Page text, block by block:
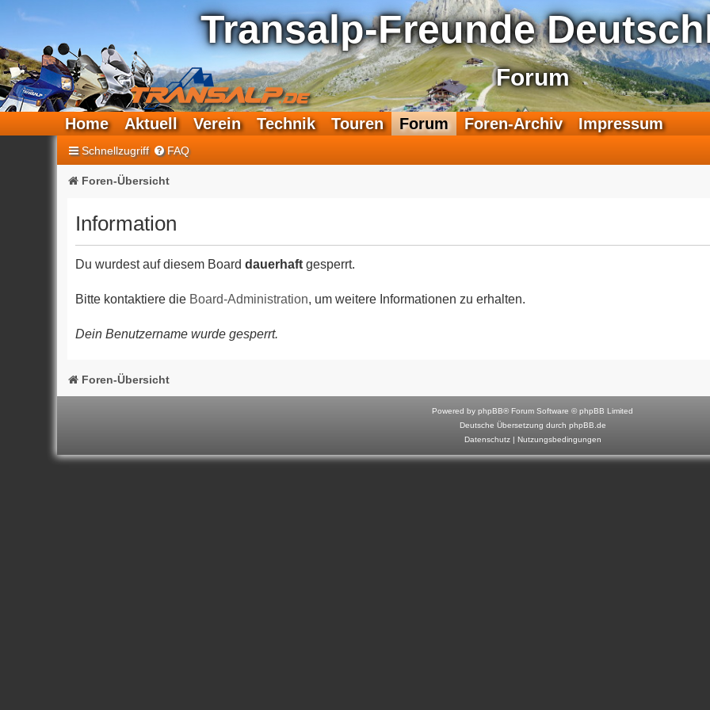
Transalp-Freunde
Forum
F
e
a
r
u
m
Home Aktuell Verein Technik Touren Forum Foren-Archiv Impressum
Schnellzugriff FAQ
Foren-Übersicht
Information
Du wurdest auf diesem Board dauerhaftgesperrt.
Bitte kontaktiere die Board-Administration, um weitere Informationen zu erhalten.
Dein Benutzername wurde gesperrt.
Foren-Übersicht
Powered by phpBB® Forum Software © phpBB Limited
Deutsche Übersetzung durch phpBB.de
Datenschutz| Nutzungsbedingungen